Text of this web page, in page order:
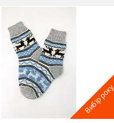
Вибір року